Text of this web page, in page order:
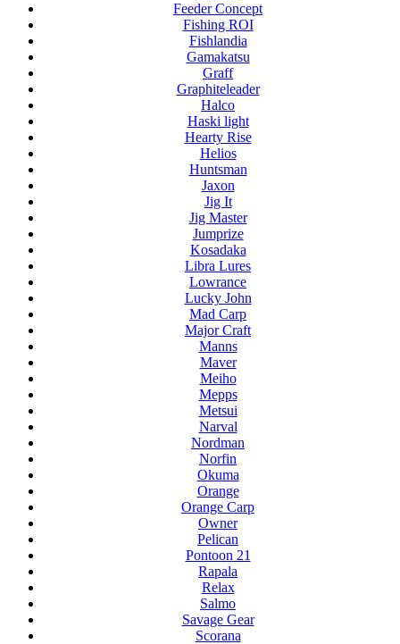
Feeder Concept
Fishing ROI
Fishlandia
Gamakatsu
Graff
Graphiteleader
Halco
Haski light
Hearty Rise
Helios
Huntsman
Jaxon
Jig It
Jig Master
Jumprize
Kosadaka
Libra Lures
Lowrance
Lucky John
Mad Carp
Major Craft
Manns
Maver
Meiho
Mepps
Metsui
Narval
Nordman
Norfin
Okuma
Orange
Orange Carp
Owner
Pelican
Pontoon 21
Rapala
Relax
Salmo
Savage Gear
Scorana